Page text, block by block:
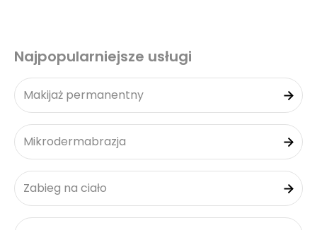
Najpopularniejsze usługi
Makijaż permanentny
Mikrodermabrazja
Zabieg na ciało